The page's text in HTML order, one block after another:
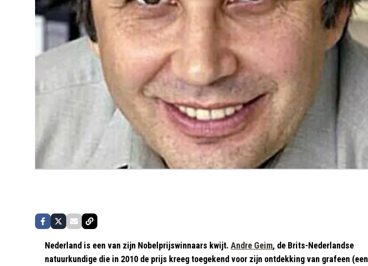
Nederland is een van zijn Nobelprijswinnaars kwijt. Andre Geim, de Brits-Nederlandse
natuurkundige die in 2010 de prijs kreeg toegekend voor zijn ontdekking van grafeen (een